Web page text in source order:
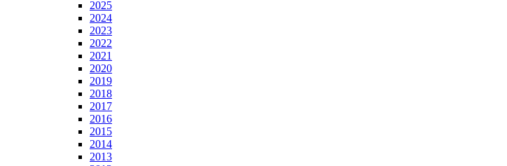
2025
2024
2023
2022
2021
2020
2019
2018
2017
2016
2015
2014
2013